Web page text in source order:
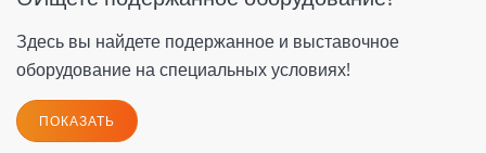
Здесь вы найдете подержанное и выставочное
оборудование на специальных условиях!
ПОКАЗАТЬ